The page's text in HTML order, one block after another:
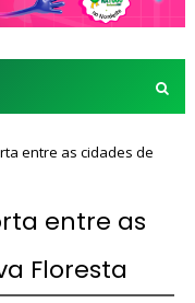
entre as cidades de
entre as
Floresta